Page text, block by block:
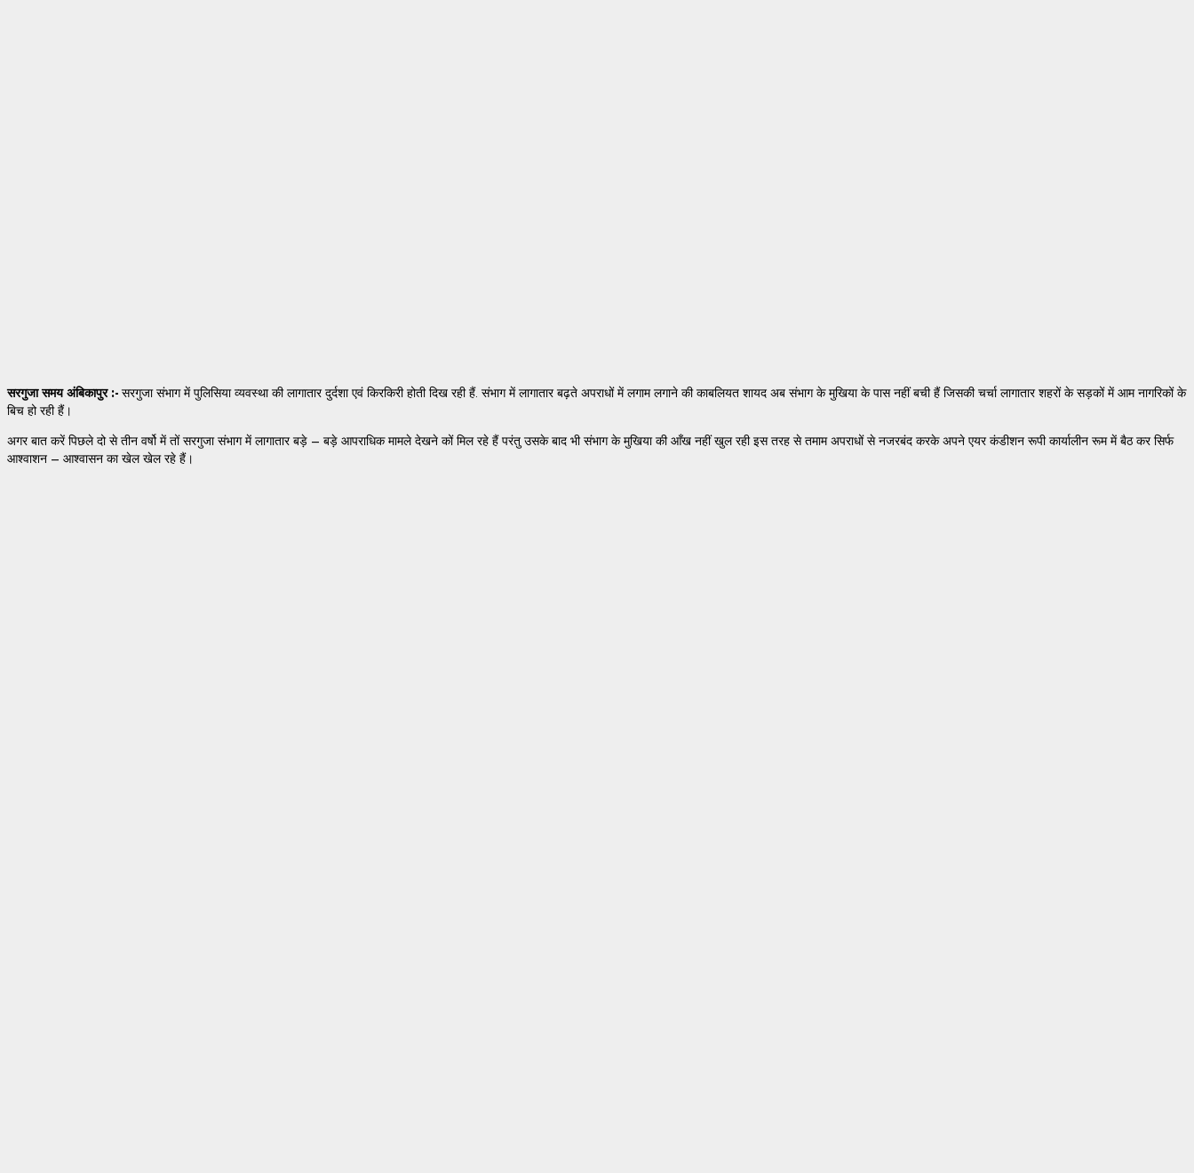
सरगुजा समय अंबिकापुर :- सरगुजा संभाग में पुलिसिया व्यवस्था की लागातार दुर्दशा एवं किरकिरी होती दिख रही हैं. संभाग में लागातार बढ़ते अपराधों में लगाम लगाने की काबलियत शायद अब संभाग के मुखिया के पास नहीं बची हैं जिसकी चर्चा लागातार शहरों के सड़कों में आम नागरिकों के
बिच हो रही हैं।
अगर बात करें पिछले दो से तीन वर्षो में तों सरगुजा संभाग में लागातार बड़े – बड़े आपराधिक मामले देखने कों मिल रहे हैं परंतु उसके बाद भी संभाग के मुखिया की आँख नहीं खुल रही इस तरह से तमाम अपराधों से नजरबंद करके अपने एयर कंडीशन रूपी कार्यालीन रूम में बैठ कर सिर्फ
आश्वाशन – आश्वासन का खेल खेल रहे हैं।